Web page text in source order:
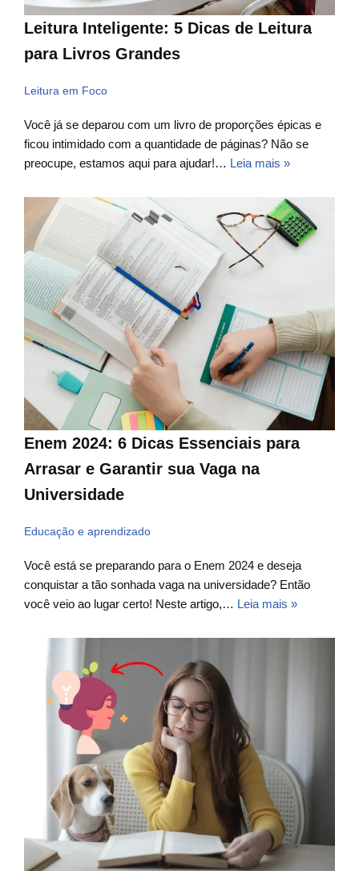
Leitura Inteligente: 5 Dicas de Leitura
para Livros Grandes
Leitura em Foco
Você já se deparou com um livro de proporções épicas e
ficou intimidado com a quantidade de páginas? Não se
preocupe, estamos aqui para ajudar!… Leia mais »
Enem 2024: 6 Dicas Essenciais para
Arrasar e Garantir sua Vaga na
Universidade
Educação e aprendizado
Você está se preparando para o Enem 2024 e deseja
conquistar a tão sonhada vaga na universidade? Então
você veio ao lugar certo! Neste artigo,… Leia mais »